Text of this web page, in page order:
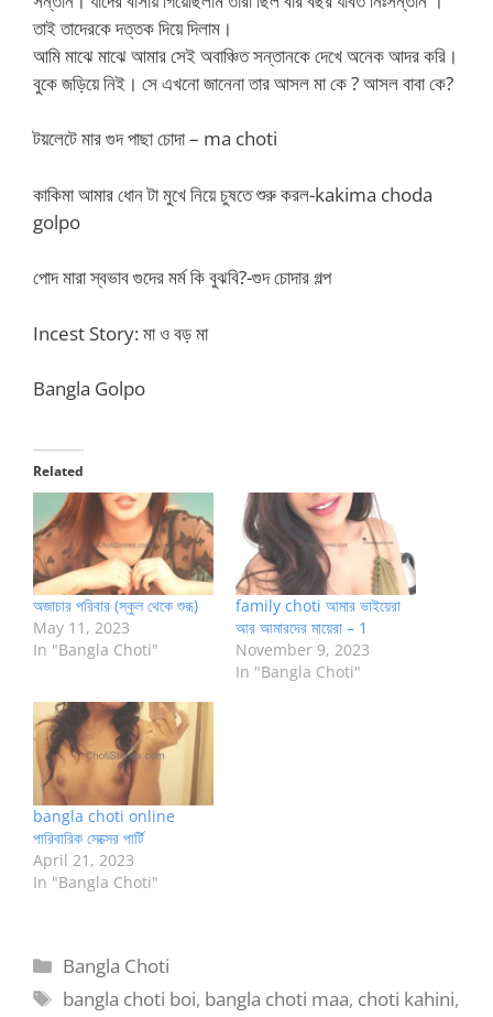
তাই তাদেরকে দত্তক দিয়ে দিলাম।
আমি মাঝে মাঝে আমার সেই অবাঞ্চিত সন্তানকে দেখে অনেক আদর করি।
বুকে জড়িয়ে নিই। সে এখনো জানেনা তার আসল মা কে ? আসল বাবা কে?
টয়লেটে মার গুদ পাছা চোদা – ma choti
কাকিমা আমার ধোন টা মুখে নিয়ে চুষতে শুরু করল-kakima choda
golpo
পোদ মারা স্বভাব গুদের মর্ম কি বুঝবি?-গুদ চোদার গল্প
Incest Story: মা ও বড় মা
Bangla Golpo
Related
অজাচার পরিবার (স্কুল থেকে শুরূ)
May 11, 2023
In "Bangla Choti"
family choti আমার ভাইয়েরা
আর আমারদের মায়েরা – 1
November 9, 2023
In "Bangla Choti"
bangla choti online
পারিবারিক সেক্সের পার্টি
April 21, 2023
In "Bangla Choti"
Categories
Bangla Choti
Tags
bangla choti boi, bangla choti maa, choti kahini,